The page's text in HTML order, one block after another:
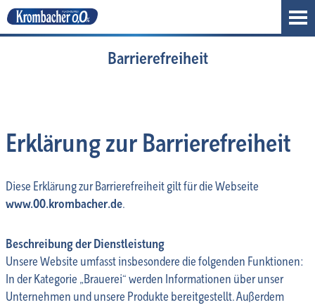
Krombacher
Barrierefreiheit
Erklärung zur Barrierefreiheit
Diese Erklärung zur Barrierefreiheit gilt für die Webseite
www.00.krombacher.de.
Beschreibung der Dienstleistung
Unsere Website umfasst insbesondere die folgenden Funktionen:
In der Kategorie „Brauerei“ werden Informationen über unser
Unternehmen und unsere Produkte bereitgestellt. Außerdem